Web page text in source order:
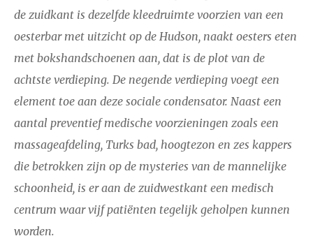
de zuidkant is dezelfde kleedruimte voorzien van een
oesterbar met uitzicht op de Hudson, naakt oesters eten
met bokshandschoenen aan, dat is de plot van de
achtste verdieping. De negende verdieping voegt een
element toe aan deze sociale condensator. Naast een
aantal preventief medische voorzieningen zoals een
massageafdeling, Turks bad, hoogtezon en zes kappers
die betrokken zijn op de mysteries van de mannelijke
schoonheid, is er aan de zuidwestkant een medisch
centrum waar vijf patiënten tegelijk geholpen kunnen
worden.